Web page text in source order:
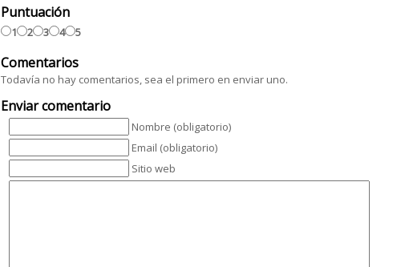
Puntuación
1 2 3 4 5
Comentarios
Todavía no hay comentarios, sea el primero en enviar uno.
Enviar comentario
Nombre (obligatorio)
Email (obligatorio)
Sitio web